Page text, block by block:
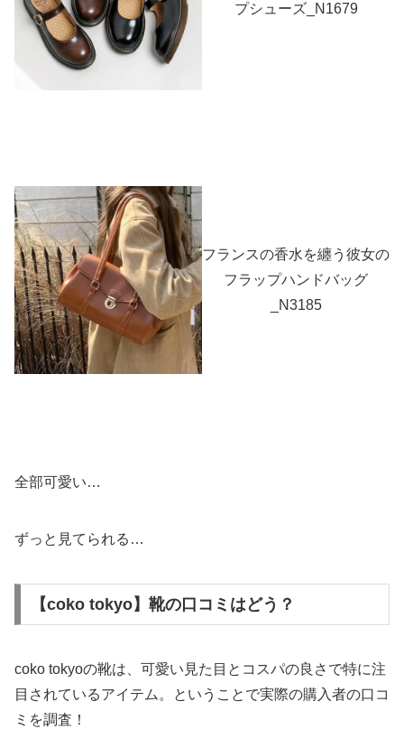
プシューズ_N1679
フランスの香水を纏う彼女の
フラップハンドバッグ
_N3185
全部可愛い…
ずっと見てられる…
【coko tokyo】靴の口コミはどう？
coko tokyoの靴は、可愛い見た目とコスパの良さで特に注
目されているアイテム。ということで実際の購入者の口コ
ミを調査！